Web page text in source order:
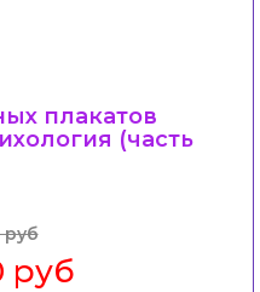
плакатов
(часть
руб
руб